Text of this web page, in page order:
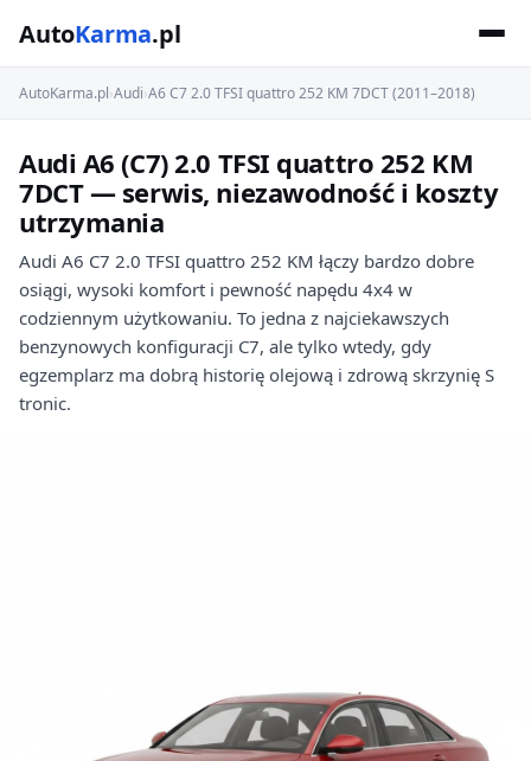
AutoKarma.pl
AutoKarma.pl›Audi›A6 C7 2.0 TFSI quattro 252 KM 7DCT (2011–2018)
Audi A6 (C7) 2.0 TFSI quattro 252 KM
7DCT — serwis, niezawodność i koszty
utrzymania
Audi A6 C7 2.0 TFSI quattro 252 KM łączy bardzo dobre
osiągi, wysoki komfort i pewność napędu 4x4 w
codziennym użytkowaniu. To jedna z najciekawszych
benzynowych konfiguracji C7, ale tylko wtedy, gdy
egzemplarz ma dobrą historię olejową i zdrową skrzynię S
tronic.